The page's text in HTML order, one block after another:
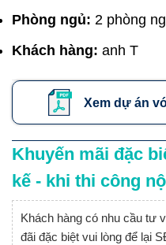
Phòng ngủ: 2 phòng
Khách hàng: anh T
Xem dự án
Khuyến mãi đặc
kế - khi thi công
Khách hàng có nhu cầu tư
đãi đặc biệt vui lòng để lại